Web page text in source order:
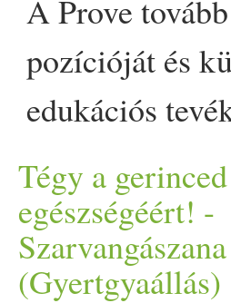
támogassa
szervezeteket
közösségeket,
nap a fiatalok
dolgoznak. A
A Prove
pozícióját és
edukációs
hazai online
Többszörösen
portálunkat
Tégy a gerinced
egészségéért! -
Szarvangászana
(Gyertgyaállás)